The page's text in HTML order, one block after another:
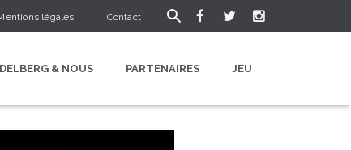
légales Contact
& NOUS PARTENAIRES JEU